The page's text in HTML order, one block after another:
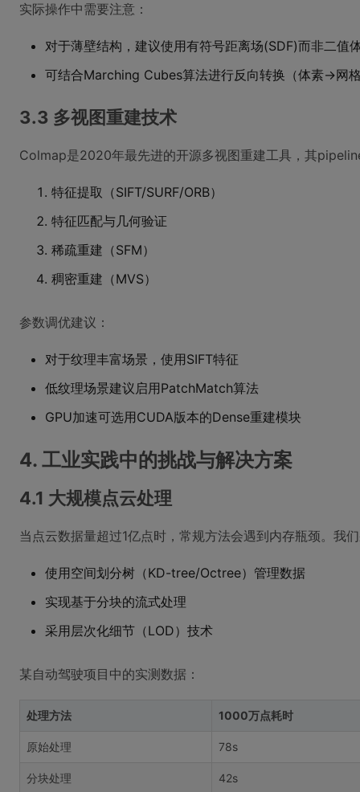
实际操作中需要注意：
对于薄壁结构，建议使用有符号距离场(SDF)而非二值
可结合Marching Cubes算法进行反向转换（体素→网
3.3 多视图重建技术
Colmap是2020年最先进的开源多视图重建工具，其
特征提取（SIFT/SURF/ORB）
特征匹配与几何验证
稀疏重建（SFM）
稠密重建（MVS）
参数调优建议：
对于纹理丰富场景，使用SIFT特征
低纹理场景建议启用PatchMatch算法
GPU加速可选用CUDA版本的Dense重建模块
4. 工业实践中的挑战与解决方案
4.1 大规模点云处理
当点云数据量超过1亿点时，常规方法会遇到内存瓶颈。我
使用空间划分树（KD-tree/Octree）管理数据
实现基于分块的流式处理
采用层次化细节（LOD）技术
某自动驾驶项目中的实测数据：
处理方法 1000万点耗时
原始处理 78s
分块处理 42s